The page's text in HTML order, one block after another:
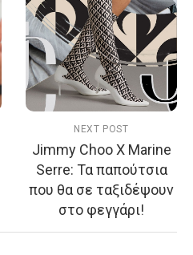
NEXT POST
Jimmy Choo X Marine
Serre: Τα παπούτσια
που θα σε ταξιδέψουν
στο φεγγάρι!